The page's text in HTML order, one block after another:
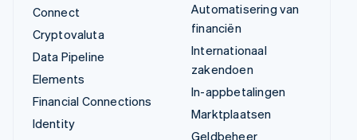
Connect
Cryptovaluta
Data Pipeline
Elements
Financial Connections
Identity
Automatisering van
financiën
Internationaal
zakendoen
In-appbetalingen
Marktplaatsen
Geldbeheer